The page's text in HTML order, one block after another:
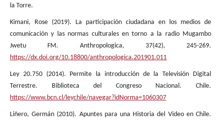
la Torre.
Kimani, Rose (2019). La participación ciudadana en los medios de
comunicación y las normas culturales en torno a la radio Mugambo
Jwetu FM. Anthropologica, 37(42), 245-269.
https://dx.doi.org/10.18800/anthropologica.201901.011
Ley 20.750 (2014). Permite la introducción de la Televisión Digital
Terrestre. Biblioteca del Congreso Nacional. Chile.
https://www.bcn.cl/leychile/navegar?idNorma=1060307
Liñero, Germán (2010). Apuntes para una Historia del Video en Chile.